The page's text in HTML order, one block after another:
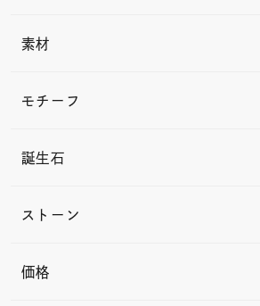
素材
モチーフ
誕生石
ストーン
価格